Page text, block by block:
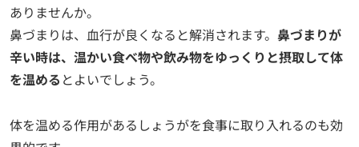
ありませんか。
鼻づまりは、血行が良くなると解消されます。 鼻づまりが
辛い時は、温かい食べ物や飲み物をゆっくりと摂取して体
を温める とよいでしょう。
体を温める作用があるしょうがを食事に取り入れるのも効